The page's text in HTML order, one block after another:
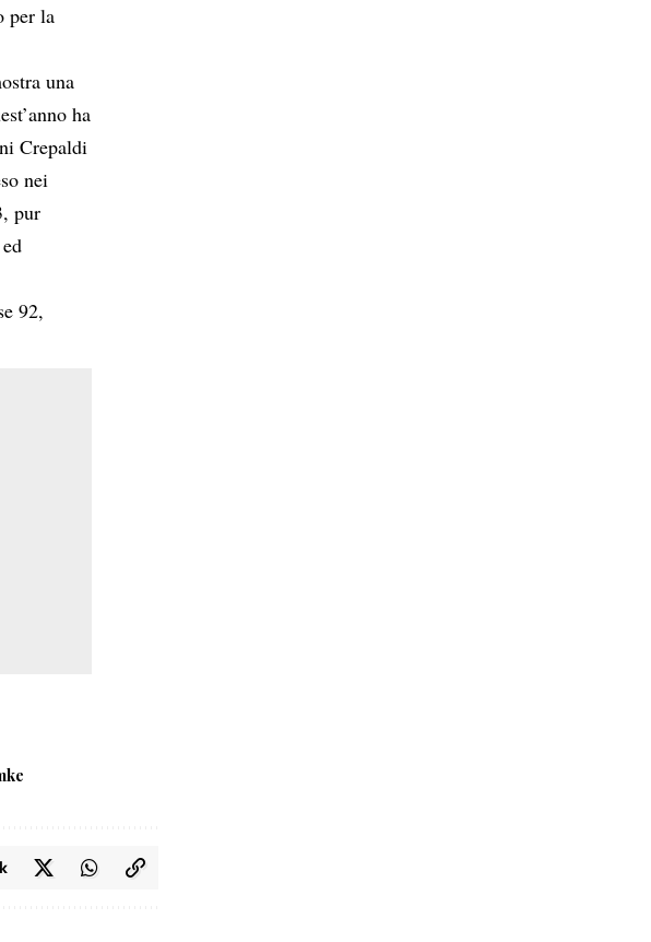
per la
una
ha
Crepaldi
nei
pur
92,